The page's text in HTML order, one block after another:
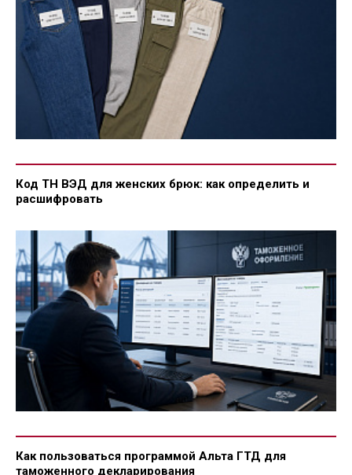
Код ТН ВЭД для женских брюк: как определить и
расшифровать
Как пользоваться программой Альта ГТД для
таможенного декларирования